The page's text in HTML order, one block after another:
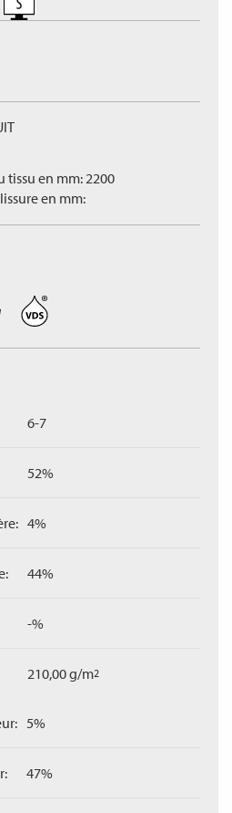
tissu en mm: 2200
en mm:
6-7
52%
4%
44%
-%
210,00 g/m2
5%
47%